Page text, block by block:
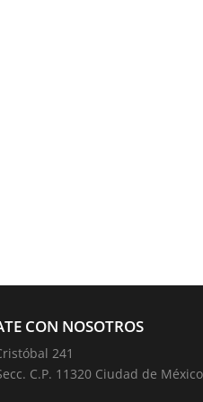
CON NOSOTROS
241
C.P. 11320 Ciudad de